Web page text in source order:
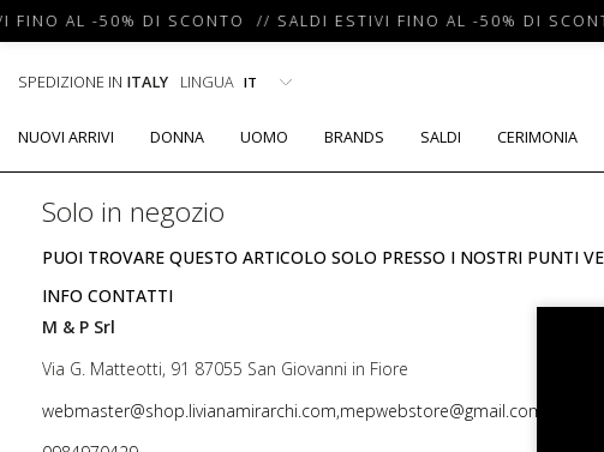
FINO AL -50% DI SCONTO // SALDI ESTIVI FINO AL -50% DI
SPEDIZIONE IN ITALY LINGUA
NUOVI ARRIVI DONNA UOMO BRANDS SALDI CERIMONIA
Solo in negozio
PUOI TROVARE QUESTO ARTICOLO SOLO PRESSO I NOSTRI PUNTI
INFO CONTATTI
M & P Srl
Via G. Matteotti, 91 87055 San Giovanni in Fiore
webmaster@shop.livianamirarchi.com,mepwebstore@gmail.com